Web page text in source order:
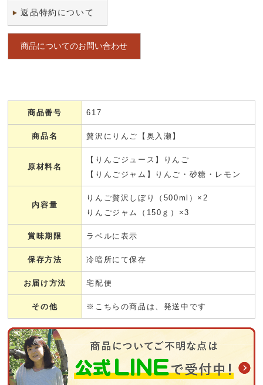
返品特約について
商品についてのお問い合わせ
商品番号 617
商品名 贅沢にりんご【奥入瀬】
原材料名
【りんごジュース】りんご
【りんごジャム】りんご・砂糖・レモン
内容量
りんご贅沢しぼり（500ml）×2
りんごジャム（150ｇ）×3
賞味期限 ラベルに表示
保存方法 冷暗所にて保存
お届け方法 宅配便
その他 ※こちらの商品は、発送中です